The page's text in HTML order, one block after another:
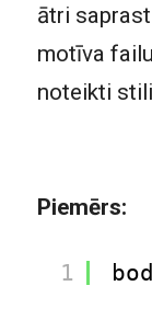
ātri
motīva
noteikti
Piemērs:
1